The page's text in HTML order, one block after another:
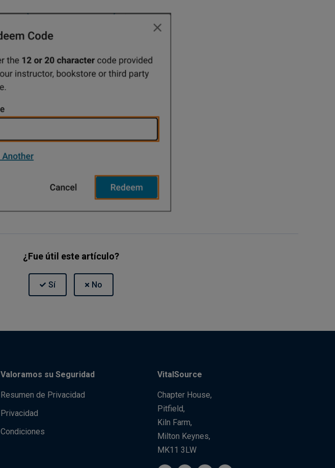
¿Fue útil este artículo?
Valoramos su Seguridad
Resumen de Privacidad
Privacidad
Condiciones
VitalSource
Chapter House,
Pitfield,
Kiln Farm,
Milton Keynes,
MK11 3LW